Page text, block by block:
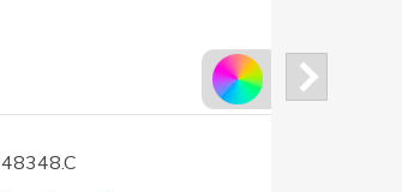
48348.C